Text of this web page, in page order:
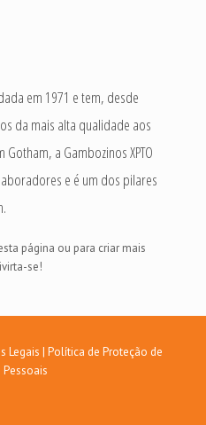
em 1971 e tem, desde
da mais alta qualidade aos
a Gambozinos XPTO
e é um dos pilares
página ou para criar mais
se!
Legais | Política de Proteção de